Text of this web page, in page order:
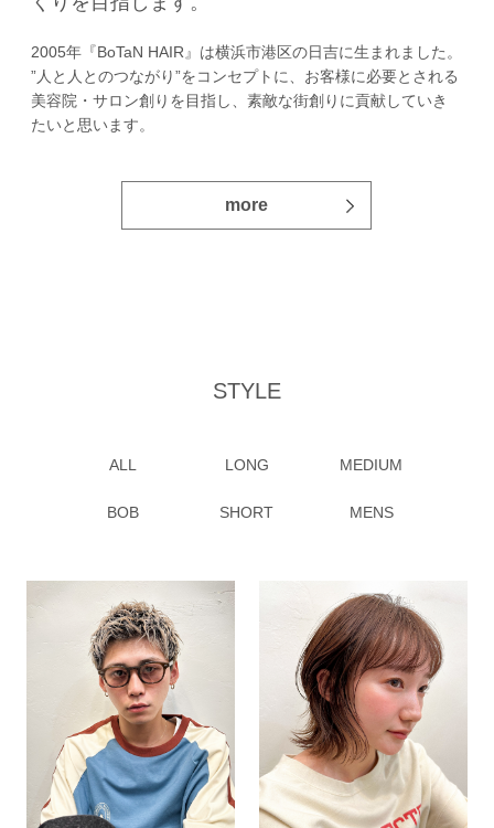
2005年『BoTaN HAIR』は横浜市港区の日吉に生まれました。
”人と人とのつながり”をコンセプトに、お客様に必要とされる
美容院・サロン創りを目指し、素敵な街創りに貢献していき
たいと思います。
more
STYLE
ALL LONG MEDIUM
BOB SHORT MENS